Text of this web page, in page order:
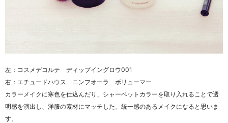
左：コスメデコルテ ディップイングロウ001
右：エチュードハウス ニンフオーラ ボリューマー
カラーメイクに寒色を仕込んだり、シャーベットカラーを取り入れることで透
明感を演出し、洋服の素材にマッチした、統一感のあるメイクになると思いま
す。